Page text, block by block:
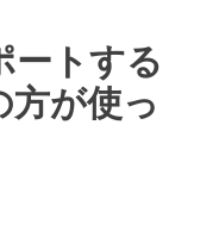
ートする
が使っ